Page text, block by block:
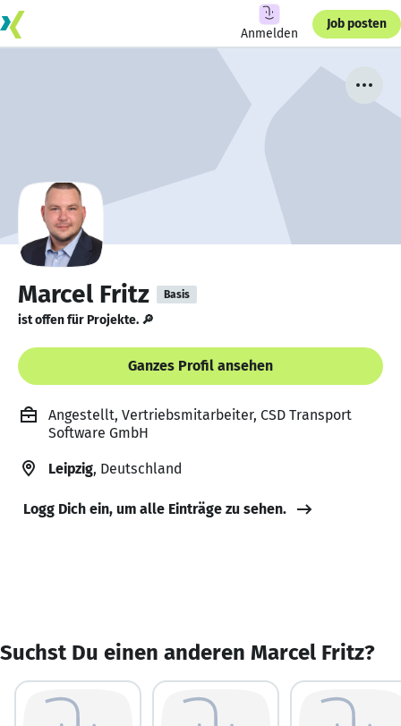
Anmelden
Job posten
Marcel Fritz Basis
ist offen für Projekte. 🔎
Ganzes Profil ansehen
Angestellt, Vertriebsmitarbeiter, CSD Transport
Software GmbH
Leipzig, Deutschland
Logg Dich ein, um alle Einträge zu sehen.
Suchst Du einen anderen Marcel Fritz?